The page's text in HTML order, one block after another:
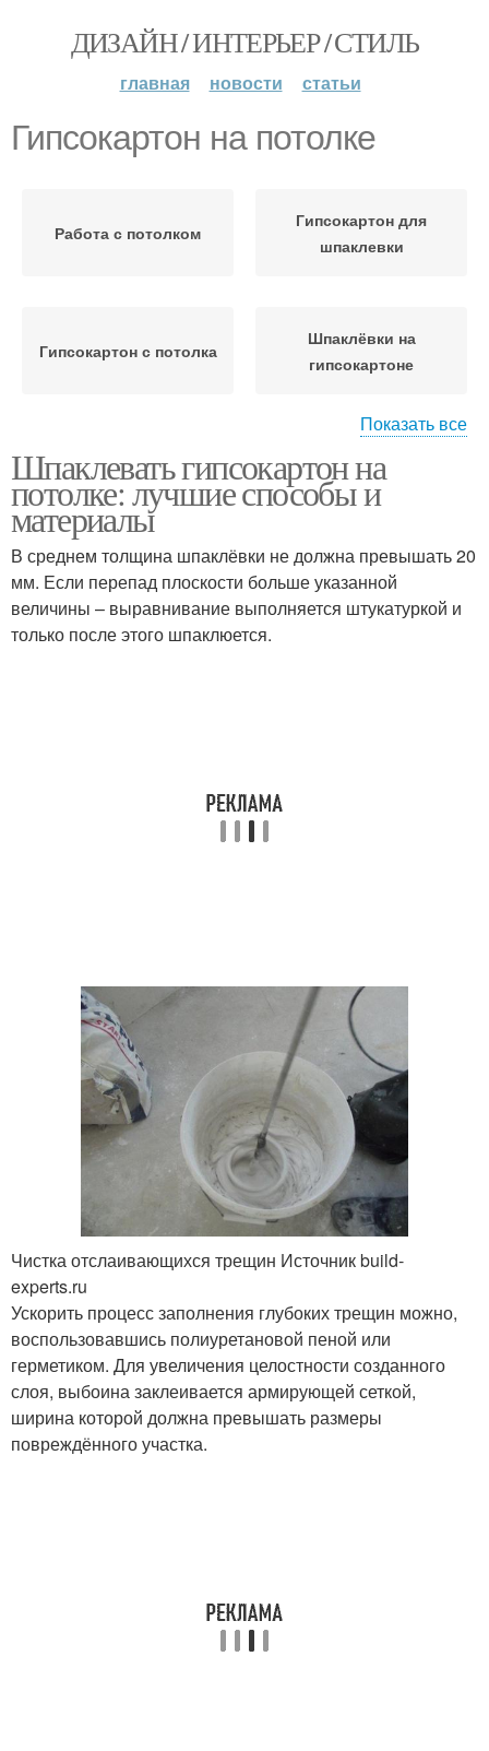
ДИЗАЙН / ИНТЕРЬЕР / СТИЛЬ
главная новости статьи
Гипсокартон на потолке
Работа с потолком
Гипсокартон для
шпаклевки
Гипсокартон с потолка
Шпаклёвки на
гипсокартоне
гипсокартона
ремонта
Потолок перед
установкой
Панели на потолке
Саморез в гипсокартон Люстры на гипсокартон
Саморезы по
Показать все
Шпаклевать гипсокартон на
потолке: лучшие способы и
материалы
В среднем толщина шпаклёвки не должна превышать 20
мм. Если перепад плоскости больше указанной
величины – выравнивание выполняется штукатуркой и
только после этого шпаклюется.
Чистка отслаивающихся трещин Источник build-
experts.ru
Ускорить процесс заполнения глубоких трещин можно,
воспользовавшись полиуретановой пеной или
герметиком. Для увеличения целостности созданного
слоя, выбоина заклеивается армирующей сеткой,
ширина которой должна превышать размеры
повреждённого участка.